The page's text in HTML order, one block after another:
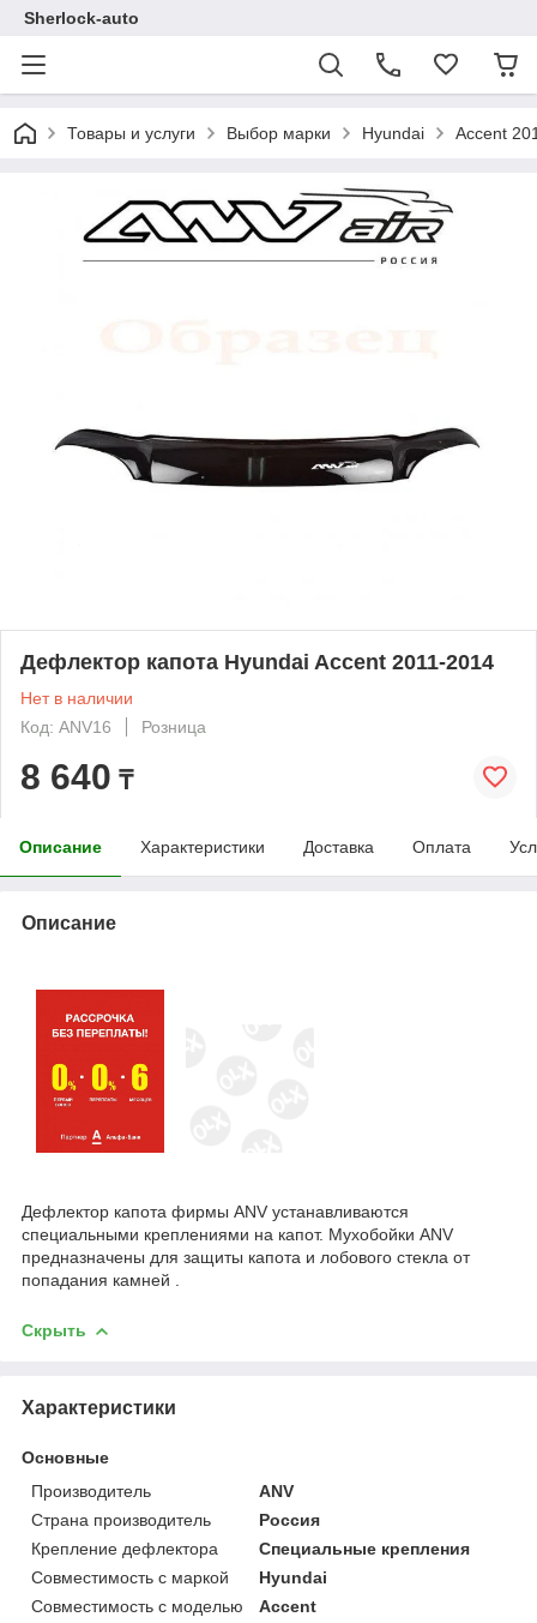
Sherlock-auto
Товары и услуги Выбор марки Hyundai Accent
Дефлектор капота Hyundai Accent 2011-2014
Нет в наличии
Код: ANV16
Розница
8 640 ₸
Описание Характеристики Доставка Оплата
Описание
Дефлектор капота фирмы ANV устанавливаются
специальными креплениями на капот. Мухобойки ANV
предназначены для защиты капота и лобового стекла от
попадания камней .
Скрыть
Характеристики
Основные
Производитель
ANV
Страна производитель
Россия
Крепление дефлектора
Специальные крепления
Совместимость с маркой
Hyundai
Совместимость с моделью
Accent